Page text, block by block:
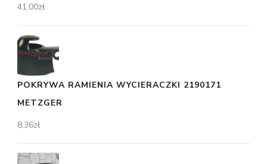
41,00zł
POKRYWA RAMIENIA WYCIERACZKI 2190171
METZGER
8,36zł